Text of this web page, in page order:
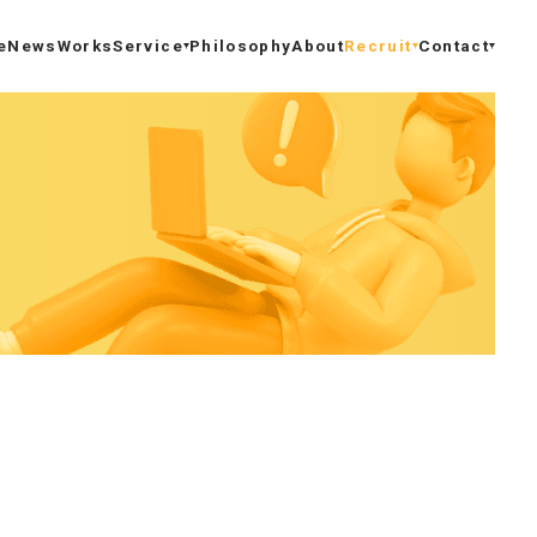
News WorksService
サービスTOP
受託開発
DX推進サポート
新規事業支援
システムエンジニアリング
ラボ型開発
PhilosophyAboutRecruit
採用トップ
CTOメッセージ
社員インタビュー
数字で見るカヤックボンド
はたらく環境
よくある質問
募集要項
Contact
お問い合わせ
資料ダウンロード